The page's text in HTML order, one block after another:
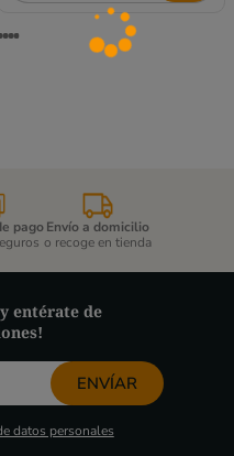
producto
pago Envío a domicilio
o recoge en tienda
entérate de
ENVÍAR
datos personales